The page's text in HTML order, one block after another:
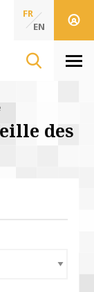
& de
FR
EN
des